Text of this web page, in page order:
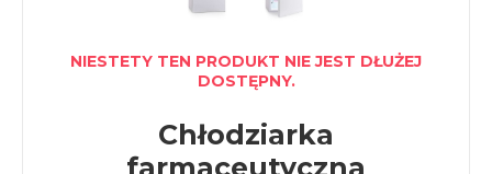
NIESTETY TEN PRODUKT NIE JEST DŁUŻEJ
DOSTĘPNY.
Chłodziarka
farmaceutyczna